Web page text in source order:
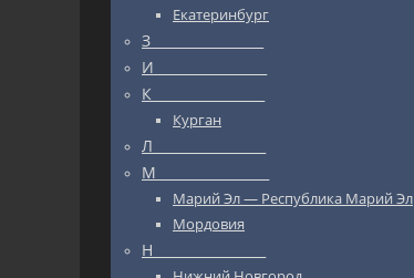
Екатеринбург
З_________________
И_________________
К_________________
Курган
Л_________________
М_________________
Марий Эл — Республика Марий Эл
Мордовия
Н_________________